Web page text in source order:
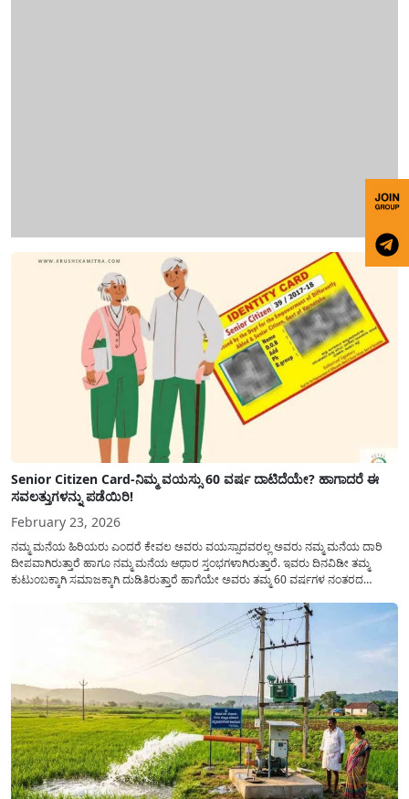
Senior Citizen Card-ನಿಮ್ಮ ವಯಸ್ಸು 60 ವರ್ಷ ದಾಟಿದೆಯೇ? ಹಾಗಾದರೆ ಈ
ಸವಲತ್ತುಗಳನ್ನು ಪಡೆಯಿರಿ!
February 23, 2026
ನಮ್ಮ ಮನೆಯ ಹಿರಿಯರು ಎಂದರೆ ಕೇವಲ ಅವರು ವಯಸ್ಸಾದವರಲ್ಲ ಅವರು ನಮ್ಮ ಮನೆಯ ದಾರಿ
ದೀಪವಾಗಿರುತ್ತಾರೆ ಹಾಗೂ ನಮ್ಮ ಮನೆಯ ಆಧಾರ ಸ್ತಂಭಗಳಾಗಿರುತ್ತಾರೆ. ಇವರು ದಿನವಿಡೀ ತಮ್ಮ
ಕುಟುಂಬಕ್ಕಾಗಿ ಸಮಾಜಕ್ಕಾಗಿ ದುಡಿತಿರುತ್ತಾರೆ ಹಾಗೆಯೇ ಅವರು ತಮ್ಮ 60 ವರ್ಷಗಳ ನಂತರದ